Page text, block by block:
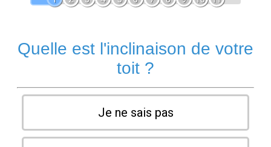
Quelle est l'inclinaison de votre
toit ?
Je ne sais pas